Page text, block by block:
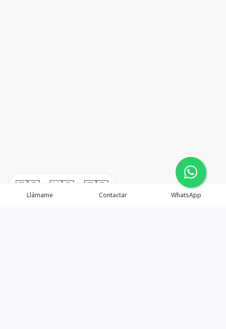
🇪🇸 🇺🇸 🇫🇷
Llámame Contactar WhatsApp